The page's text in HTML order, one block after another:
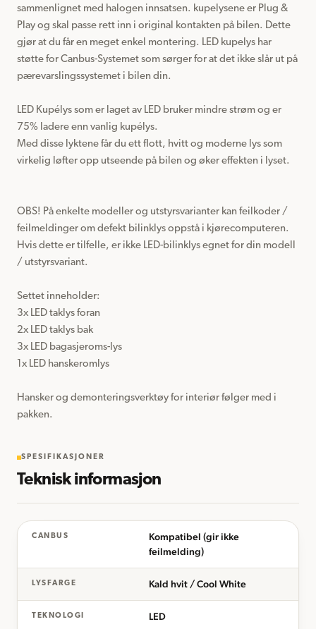
sammenlignet med halogen innsatsen. kupelysene er Plug &
Play og skal passe rett inn i original kontakten på bilen. Dette
gjør at du får en meget enkel montering. LED kupelys har
støtte for Canbus-Systemet som sørger for at det ikke slår ut på
pærevarslingssystemet i bilen din.
LED Kupélys som er laget av LED bruker mindre strøm og er
75% ladere enn vanlig kupélys.
Med disse lyktene får du ett flott, hvitt og moderne lys som
virkelig løfter opp utseende på bilen og øker effekten i lyset.
OBS! På enkelte modeller og utstyrsvarianter kan feilkoder /
feilmeldinger om defekt bilinklys oppstå i kjørecomputeren.
Hvis dette er tilfelle, er ikke LED-bilinklys egnet for din modell
/ utstyrsvariant.
Settet inneholder:
3x LED taklys foran
2x LED taklys bak
3x LED bagasjeroms-lys
1x LED hanskeromlys
Hansker og demonteringsverktøy for interiør følger med i
SPESIFIKASJONER
Teknisk informasjon
CANBUS
Kompatibel (gir ikke
feilmelding)
LYSFARGE Kald hvit / Cool White
TEKNOLOGI LED